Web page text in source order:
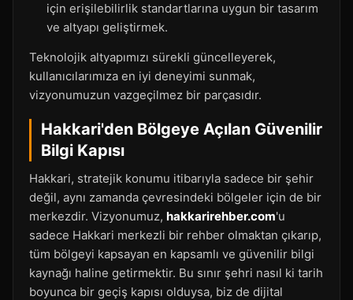
için erişilebilirlik standartlarına uygun bir tasarım
ve altyapı geliştirmek.
Teknolojik altyapımızı sürekli güncelleyerek,
kullanıcılarımıza en iyi deneyimi sunmak,
vizyonumuzun vazgeçilmez bir parçasıdır.
Hakkari'den Bölgeye Açılan Güvenilir
Bilgi Kapısı
Hakkari, stratejik konumu itibarıyla sadece bir şehir
değil, aynı zamanda çevresindeki bölgeler için de bir
merkezdir. Vizyonumuz, hakkarirehber.com'u
sadece Hakkari merkezli bir rehber olmaktan çıkarıp,
tüm bölgeyi kapsayan en kapsamlı ve güvenilir bilgi
kaynağı haline getirmektir. Bu sınır şehri nasıl ki tarih
boyunca bir geçiş kapısı olduysa, biz de dijital